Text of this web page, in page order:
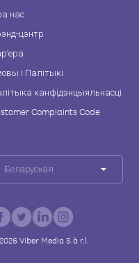
нас
цэнтр
і Палітыкі
канфідэнцыяльнасці
Complaints Code
Беларуская
2026Viber Media S.à r.l.